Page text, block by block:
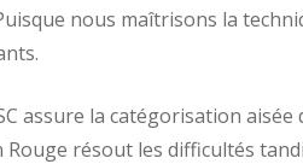
nous maîtrisons la
assure la catégorisation
Rouge résout les difficultés